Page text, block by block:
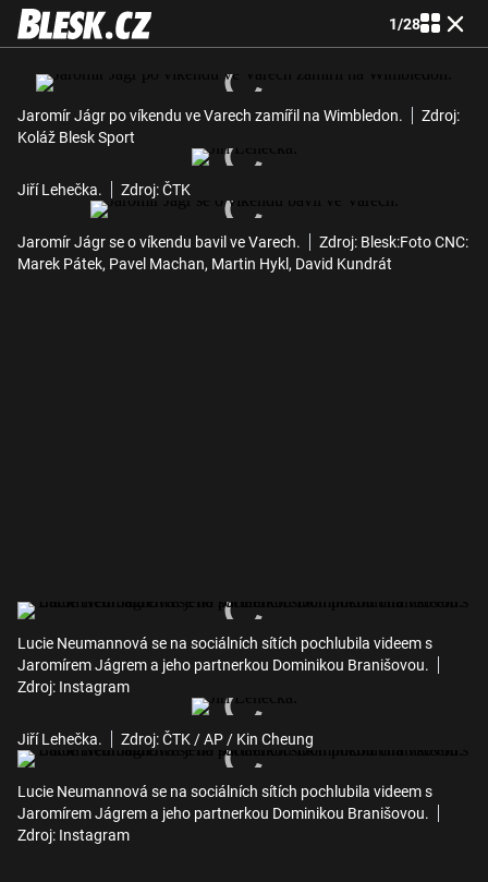
1/28
Jaromír Jágr po víkendu ve Varech zamířil na Wimbledon.
Zdroj:
Koláž Blesk Sport
Jiří Lehečka. Zdroj: ČTK
Jaromír Jágr se o víkendu bavil ve Varech.
Zdroj: Blesk:Foto CNC:
Marek Pátek, Pavel Machan, Martin Hykl, David Kundrát
Lucie Neumannová se na sociálních sítích pochlubila videem s
Jaromírem Jágrem a jeho partnerkou Dominikou Branišovou.
Zdroj: Instagram
Jiří Lehečka. Zdroj: ČTK / AP / Kin Cheung
Lucie Neumannová se na sociálních sítích pochlubila videem s
Jaromírem Jágrem a jeho partnerkou Dominikou Branišovou.
Zdroj: Instagram